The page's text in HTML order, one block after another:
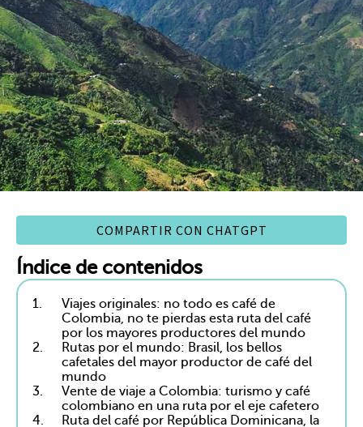
COMPARTIR CON CHATGPT
Índice de contenidos
1.
Viajes originales: no todo es café de
Colombia, no te pierdas esta ruta del café
por los mayores productores del mundo
2.
Rutas por el mundo: Brasil, los bellos
cafetales del mayor productor de café del
mundo
3.
Vente de viaje a Colombia: turismo y café
colombiano en una ruta por el eje cafetero
4.
Ruta del café por República Dominicana, la